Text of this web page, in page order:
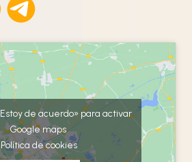
de acuerdo» para activar
Google maps
Política de cookies